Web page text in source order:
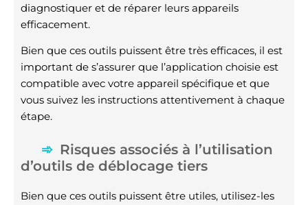
diagnostiquer et de réparer leurs appareils
efficacement.
Bien que ces outils puissent être très efficaces, il est
important de s’assurer que l’application choisie est
compatible avec votre appareil spécifique et que
vous suivez les instructions attentivement à chaque
étape.
Risques associés à l’utilisation
d’outils de déblocage tiers
Bien que ces outils puissent être utiles, utilisez-les